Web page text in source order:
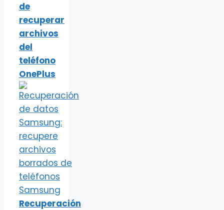
de
recuperar
archivos
del
teléfono
OnePlus
Recuperación